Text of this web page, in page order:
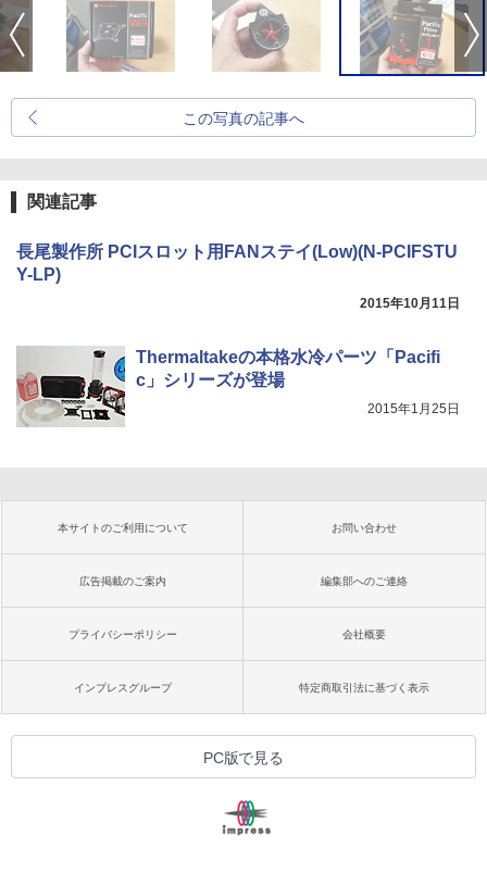
この写真の記事へ
関連記事
長尾製作所 PCIスロット用FANステイ(Low)(N-PCIFSTU
Y-LP)
2015年10月11日
Thermaltakeの本格水冷パーツ「Pacifi
c」シリーズが登場
2015年1月25日
本サイトのご利用について お問い合わせ
広告掲載のご案内 編集部へのご連絡
プライバシーポリシー 会社概要
インプレスグループ 特定商取引法に基づく表示
PC版で見る